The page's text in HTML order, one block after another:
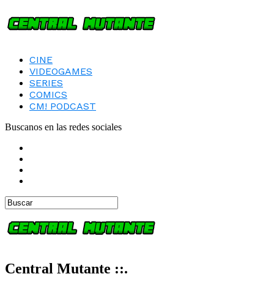
CINE
VIDEOGAMES
SERIES
COMICS
CM! PODCAST
Buscanos en las redes sociales
Central Mutante ::.